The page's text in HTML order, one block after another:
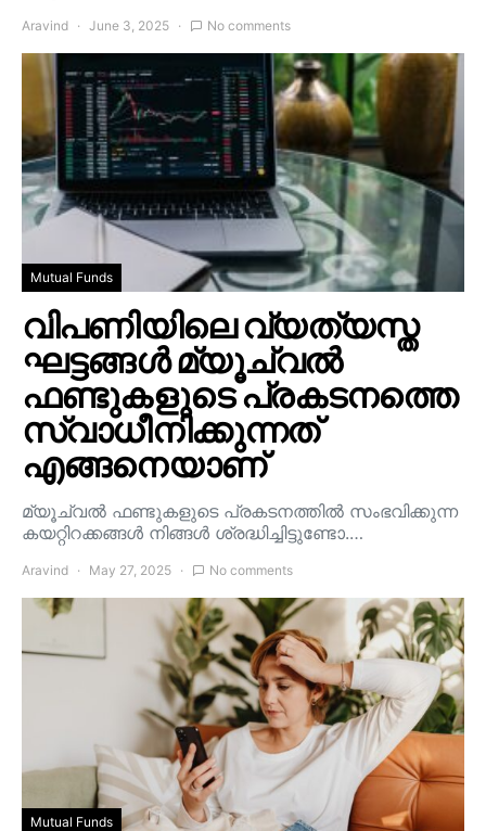
Aravind June 3, 2025 No comments
Mutual Funds
വിപണിയിലെ വ്യത്യസ്ത
ഘട്ടങ്ങൾ മ്യൂച്വൽ
ഫണ്ടുകളുടെ പ്രകടനത്തെ
സ്വാധീനിക്കുന്നത്
എങ്ങനെയാണ്
മ്യൂച്വൽ ഫണ്ടുകളുടെ പ്രകടനത്തിൽ സംഭവിക്കുന്ന
കയറ്റിറക്കങ്ങൾ നിങ്ങൾ ശ്രദ്ധിച്ചിട്ടുണ്ടോ.…
Aravind May 27, 2025 No comments
Mutual Funds